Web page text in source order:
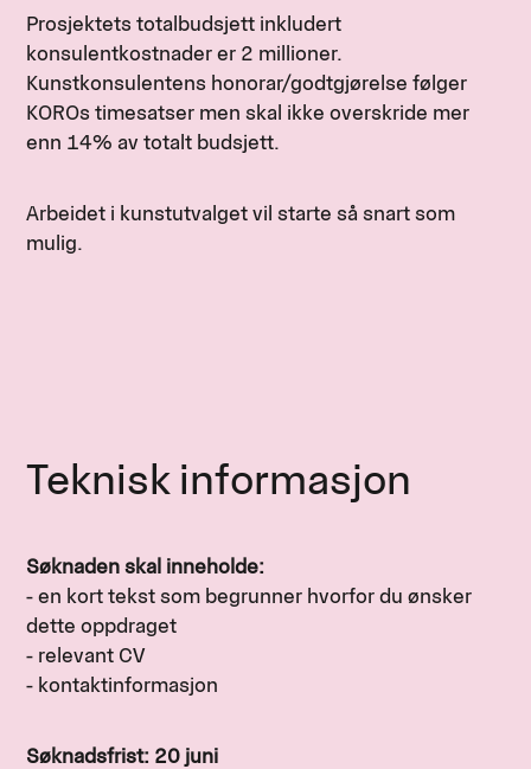
Prosjektets totalbudsjett inkludert
konsulentkostnader er 2 millioner.
Kunstkonsulentens honorar/godtgjørelse følger
KOROs timesatser men skal ikke overskride mer
enn 14% av totalt budsjett.
Arbeidet i kunstutvalget vil starte så snart som
mulig.
Teknisk informasjon
Søknaden skal inneholde:
- en kort tekst som begrunner hvorfor du ønsker
dette oppdraget
- relevant CV
- kontaktinformasjon
Søknadsfrist: 20 juni